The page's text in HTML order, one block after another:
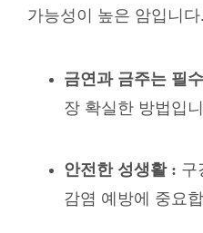
가능성이 높은 암입니다.
금연과 금주는 필
장 확실한 방법입
안전한 성생활 : 구
감염 예방에 중요